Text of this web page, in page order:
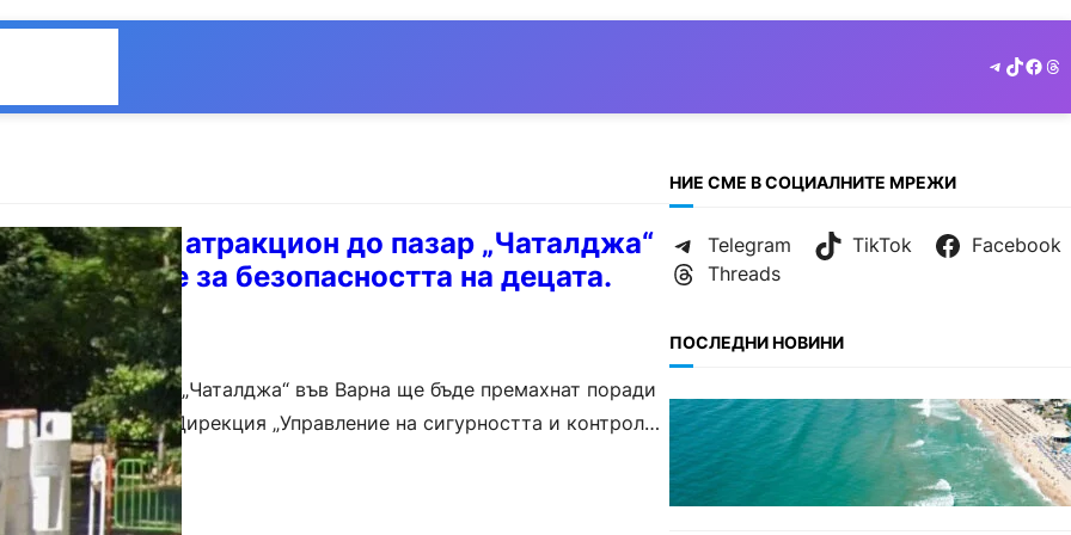
Telegram
TikTok
детски атракцион до пазар „Чаталджа“
рискове за безопасността на децата.
до пазар „Чаталджа“ във Варна ще бъде премахнат поради
на децата. Дирекция „Управление на сигурността и контрол
във Варна започна…
НИЕ СМЕ В СОЦИАЛНИТЕ МРЕЖИ
Telegram TikTok
Facebook
Threads
ПОСЛЕДНИ НОВИНИ
ИКОНОМИКА
Интерактивна карта показва
всички водни бази по
Черноморието